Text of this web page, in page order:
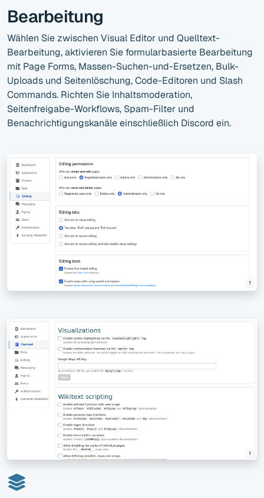
Bearbeitung
Wählen Sie zwischen Visual Editor und Quelltext-
Bearbeitung, aktivieren Sie formularbasierte Bearbeitung
mit Page Forms, Massen-Suchen-und-Ersetzen, Bulk-
Uploads und Seitenlöschung, Code-Editoren und Slash
Commands. Richten Sie Inhaltsmoderation,
Seitenfreigabe-Workflows, Spam-Filter und
Benachrichtigungskanäle einschließlich Discord ein.